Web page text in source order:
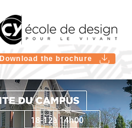
Download the brochure